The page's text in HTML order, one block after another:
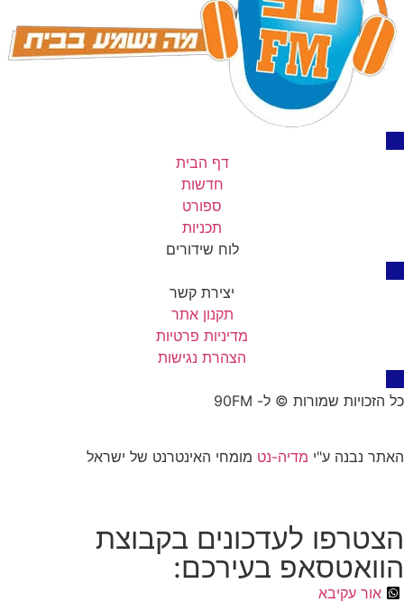
דף הבית
חדשות
ספורט
תכניות
לוח שידורים
יצירת קשר
תקנון אתר
מדיניות פרטיות
הצהרת נגישות
כל הזכויות שמורות © ל- 90FM
האתר נבנה ע"י מדיה-נט מומחי האינטרנט של ישראל
הצטרפו לעדכונים בקבוצת
הוואטסאפ בעירכם:
אור עקיבא